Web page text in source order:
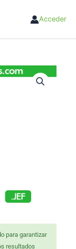
Acceder
para garantizar
resultados